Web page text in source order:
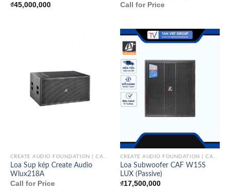
₫45,000,000 Call for Price
CREATE AUDIO FOUNDATION ( CAF)/ITALY
Loa Sup kép Create Audio
Wlux218A
Call for Price
CREATE AUDIO FOUNDATION ( CAF)/ITALY
Loa Subwoofer CAF W15S
LUX (Passive)
₫17,500,000